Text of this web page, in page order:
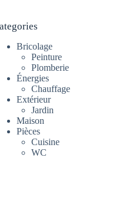
Bricolage
Peinture
Plomberie
Énergies
Chauffage
Extérieur
Jardin
Maison
Pièces
Cuisine
WC